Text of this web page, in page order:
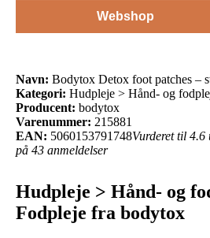
Webshop
Navn: Bodytox Detox foot patches –
Kategori: Hudpleje > Hånd- og
Producent: bodytox
Varenummer: 215881
EAN: 5060153791748Vurderet til 4.6
på 43 anmeldelser
Hudpleje > Hånd- og
Fodpleje fra bodytox